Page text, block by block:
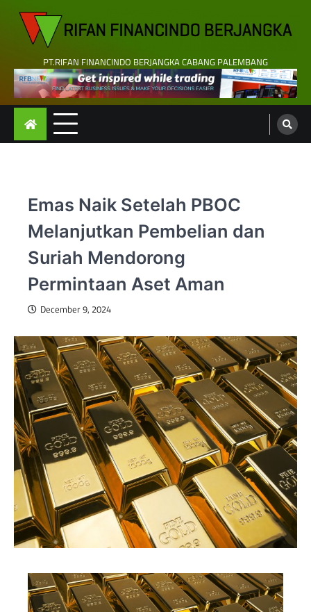
content
PT.RIFAN FINANCINDO BERJANGKA CABANG PALEMBANG
Emas Naik Setelah PBOC
Melanjutkan Pembelian dan
Suriah Mendorong
Permintaan Aset Aman
December 9, 2024